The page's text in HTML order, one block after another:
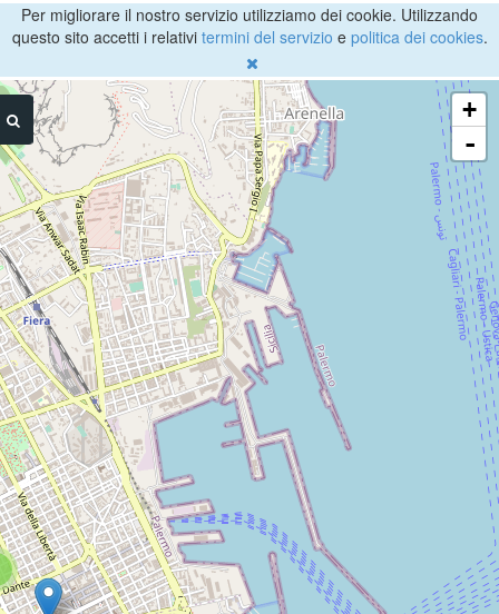
Per migliorare il nostro servizio utilizziamo dei cookie. Utilizzando
questo sito accetti i relativi termini del servizio e politica dei cookies.
+
-